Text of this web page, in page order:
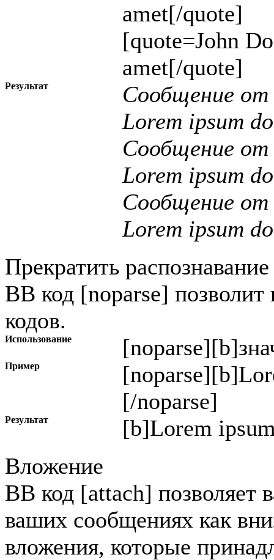
amet[/quote]
[quote=John
amet[/quote]
Результат
Сообщение от
Lorem ipsum
Сообщение от
Lorem ipsum
Сообщение от
Lorem ipsum
Прекратить
BB код [noparse]
кодов.
Использование [noparse]
Пример
[/noparse]
Результат
[b]Lorem
Вложение
BB код [attach] позволяет
ваших сообщениях как
вложения, которые